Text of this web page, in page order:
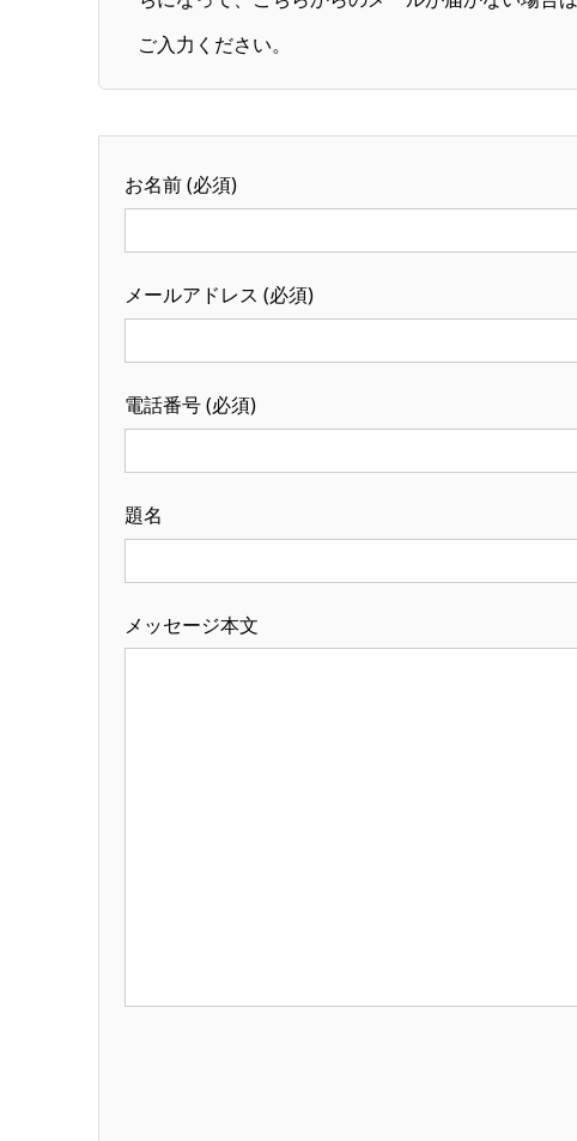
ご入力ください。
お名前 (必須)
メールアドレス (必須)
電話番号 (必須)
題名
メッセージ本文